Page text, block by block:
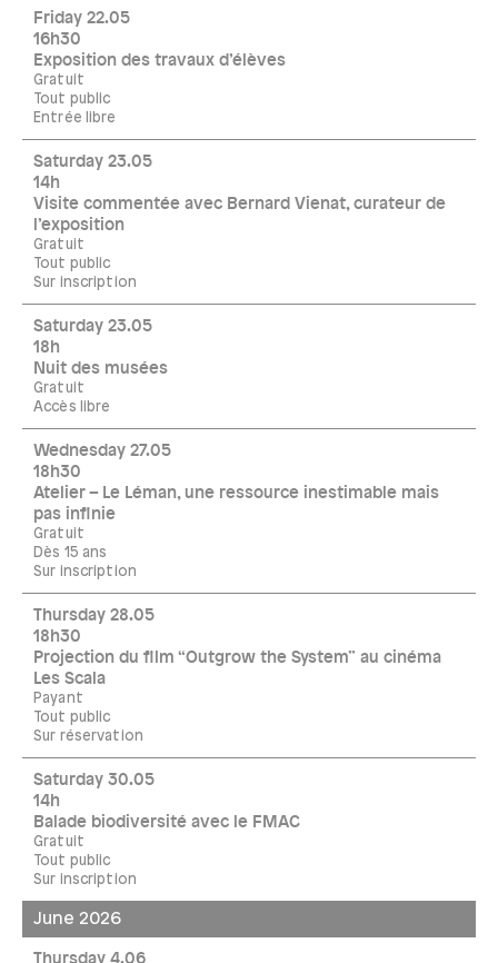
Friday 22.05
16h30
Exposition des travaux d’élèves
Gratuit
Tout public
Entrée libre
Saturday 23.05
14h
Visite commentée avec Bernard Vienat, curateur de
l’exposition
Gratuit
Tout public
Sur inscription
Saturday 23.05
18h
Nuit des musées
Gratuit
Accès libre
Wednesday 27.05
18h30
Atelier – Le Léman, une ressource inestimable mais
pas infinie
Gratuit
Dès 15 ans
Sur inscription
Thursday 28.05
18h30
Projection du film “Outgrow the System” au cinéma
Les Scala
Payant
Tout public
Sur réservation
Saturday 30.05
14h
Balade biodiversité avec le FMAC
Gratuit
Tout public
Sur inscription
June 2026
Thursday 4.06